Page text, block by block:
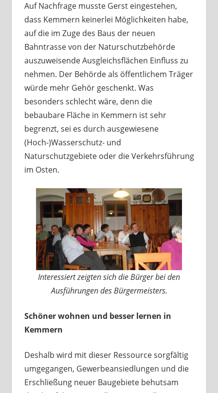
Auf Nachfrage musste Gerst eingestehen,
dass Kemmern keinerlei Möglichkeiten habe,
auf die im Zuge des Baus der neuen
Bahntrasse von der Naturschutzbehörde
auszuweisende Ausgleichsflächen Einfluss zu
nehmen. Der Behörde als öffentlichem Träger
würde mehr Gehör geschenkt. Was
besonders schlecht wäre, denn die
bebaubare Fläche in Kemmern ist sehr
begrenzt, sei es durch ausgewiesene
(Hoch-)Wasserschutz- und
Naturschutzgebiete oder die Verkehrsführung
im Osten.
Interessiert zeigten sich die Bürger bei den
Ausführungen des Bürgermeisters.
Schöner wohnen und besser lernen in
Kemmern
Deshalb wird mit dieser Ressource sorgfältig
umgegangen, Gewerbeansiedlungen und die
Erschließung neuer Baugebiete behutsam